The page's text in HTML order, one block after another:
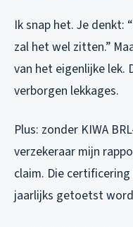
Ik snap het. Je denkt:
zal het wel zitten.”
van het eigenlijke lek.
verborgen lekkages.
Plus: zonder KIWA
verzekeraar mijn
claim. Die
jaarlijks getoetst